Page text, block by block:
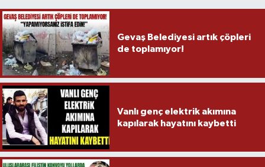
Gevaş Belediyesi artık çöpleri
de toplamıyor!
Vanlı genç elektrik akımına
kapılarak hayatını kaybetti